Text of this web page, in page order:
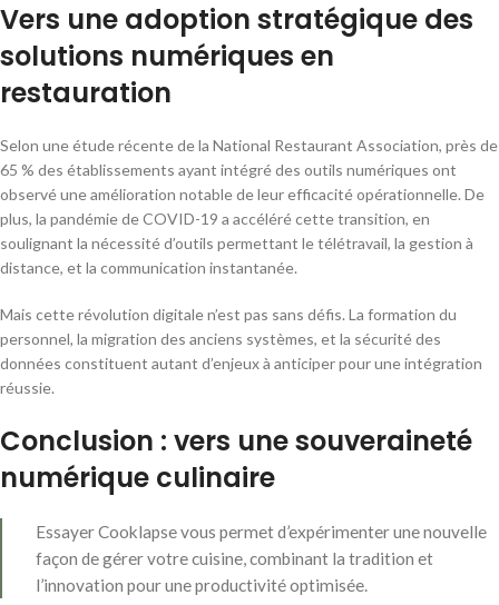
Vers une adoption stratégique des
solutions numériques en
restauration
Selon une étude récente de la National Restaurant Association, près de
65 % des établissements ayant intégré des outils numériques ont
observé une amélioration notable de leur efficacité opérationnelle. De
plus, la pandémie de COVID-19 a accéléré cette transition, en
soulignant la nécessité d’outils permettant le télétravail, la gestion à
distance, et la communication instantanée.
Mais cette révolution digitale n’est pas sans défis. La formation du
personnel, la migration des anciens systèmes, et la sécurité des
données constituent autant d’enjeux à anticiper pour une intégration
réussie.
Conclusion : vers une souveraineté
numérique culinaire
Essayer Cooklapse vous permet d’expérimenter une nouvelle
façon de gérer votre cuisine, combinant la tradition et
l’innovation pour une productivité optimisée.